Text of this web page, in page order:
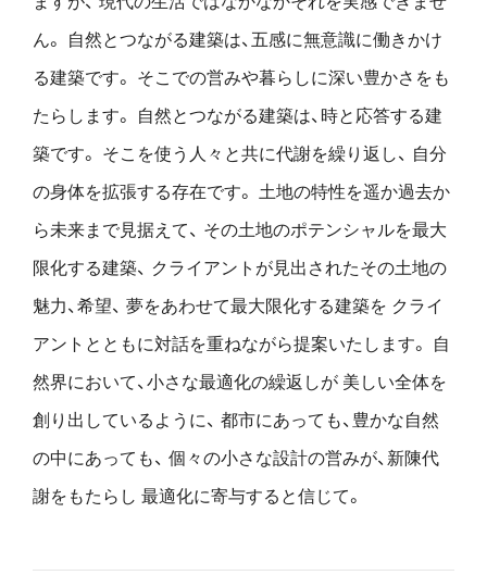
ん。
自然とつながる建築は、五感に無意識に働きかけ
る建築です。 そこでの営みや暮らしに深い豊かさをも
たらします。
自然とつながる建築は、時と応答する建
築です。 そこを使う人々と共に代謝を繰り返し、 自分
の身体を拡張する存在です。 土地の特性を遥か過去か
ら未来まで見据えて、 その土地のポテンシャルを最大
限化する建築、 クライアントが見出されたその土地の
魅力、希望、 夢をあわせて最大限化する建築を クライ
アントとともに対話を重ねながら提案いたします。
自
然界において、小さな最適化の繰返しが 美しい全体を
創り出しているように、 都市にあっても、豊かな自然
の中にあっても、 個々の小さな設計の営みが、新陳代
謝をもたらし 最適化に寄与すると信じて。